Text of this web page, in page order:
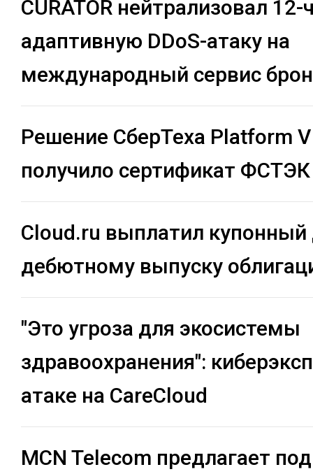
CURATOR нейтрализовал
адаптивную DDoS-атаку на
международный сервис
Решение СберТеха Platform V
получило сертификат ФСТЭК
Cloud.ru выплатил купонный
дебютному выпуску
"Это угроза для экосистемы
здравоохранения":
атаке на CareCloud
MCN Telecom предлагает